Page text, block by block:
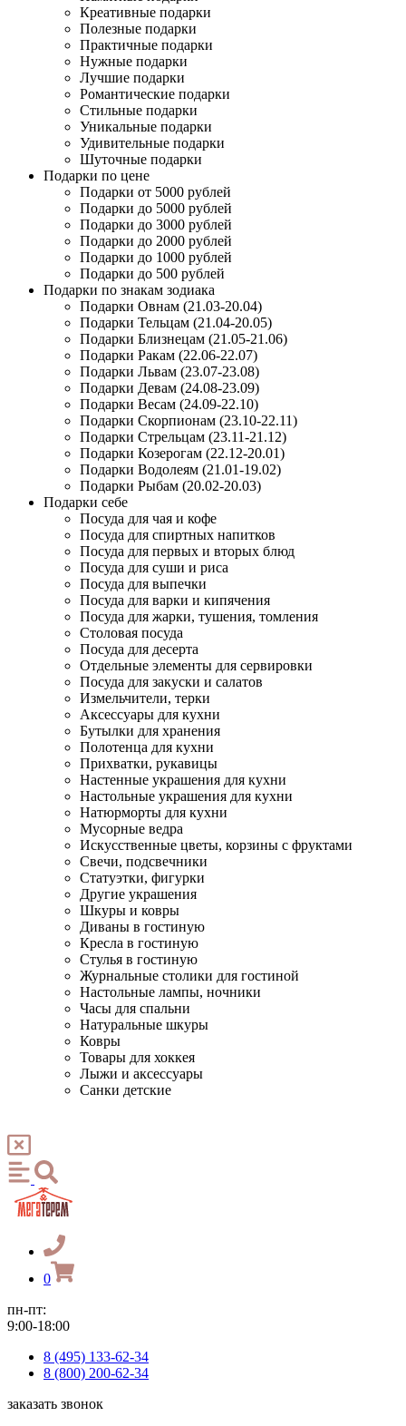
Креативные подарки
Полезные подарки
Практичные подарки
Нужные подарки
Лучшие подарки
Романтические подарки
Стильные подарки
Уникальные подарки
Удивительные подарки
Шуточные подарки
Подарки по цене
Подарки от 5000 рублей
Подарки до 5000 рублей
Подарки до 3000 рублей
Подарки до 2000 рублей
Подарки до 1000 рублей
Подарки до 500 рублей
Подарки по знакам зодиака
Подарки Овнам (21.03-20.04)
Подарки Тельцам (21.04-20.05)
Подарки Близнецам (21.05-21.06)
Подарки Ракам (22.06-22.07)
Подарки Львам (23.07-23.08)
Подарки Девам (24.08-23.09)
Подарки Весам (24.09-22.10)
Подарки Скорпионам (23.10-22.11)
Подарки Стрельцам (23.11-21.12)
Подарки Козерогам (22.12-20.01)
Подарки Водолеям (21.01-19.02)
Подарки Рыбам (20.02-20.03)
Подарки себе
Посуда для чая и кофе
Посуда для спиртных напитков
Посуда для первых и вторых блюд
Посуда для суши и риса
Посуда для выпечки
Посуда для варки и кипячения
Посуда для жарки, тушения, томления
Столовая посуда
Посуда для десерта
Отдельные элементы для сервировки
Посуда для закуски и салатов
Измельчители, терки
Аксессуары для кухни
Бутылки для хранения
Полотенца для кухни
Прихватки, рукавицы
Настенные украшения для кухни
Настольные украшения для кухни
Натюрморты для кухни
Мусорные ведра
Искусственные цветы, корзины с фруктами
Свечи, подсвечники
Статуэтки, фигурки
Другие украшения
Шкуры и ковры
Диваны в гостиную
Кресла в гостиную
Стулья в гостиную
Журнальные столики для гостиной
Настольные лампы, ночники
Часы для спальни
Натуральные шкуры
Ковры
Товары для хоккея
Лыжи и аксессуары
Санки детские
0
пн-пт:
9:00-18:00
8 (495) 133-62-34
8 (800) 200-62-34
заказать звонок